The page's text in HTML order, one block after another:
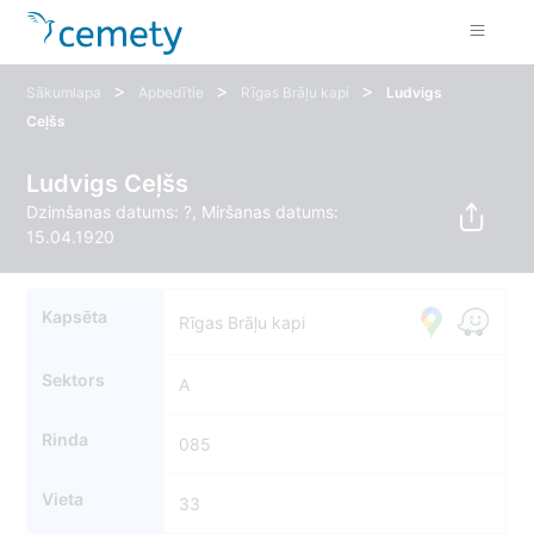
Sākumlapa > Apbedītie > Rīgas Brāļu kapi >
Ludvigs
Ceļšs
Ludvigs Ceļšs
Dzimšanas datums: ?, Miršanas datums:
15.04.1920
Kapsēta Rīgas Brāļu kapi
Sektors A
Rinda 085
Vieta 33